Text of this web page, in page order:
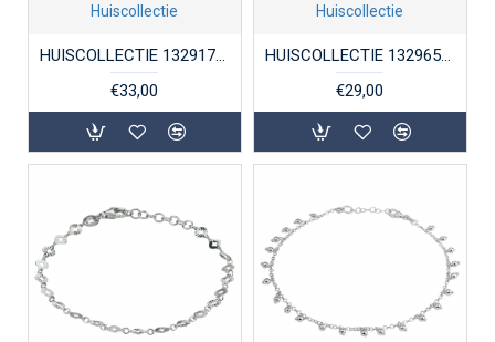
Huiscollectie
HUISCOLLECTIE 1329174 ZILVEREN ENKELBANDJE BOLLETJES
€33,00
Huiscollectie
HUISCOLLECTIE 1329651 ZILVEREN ENKELBANDJE FANTASIESCHAKEL
€29,00